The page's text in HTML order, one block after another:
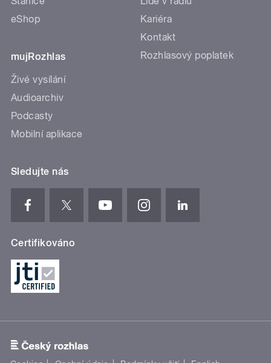
eShop
mujRozhlas
Živé vysílání
Audioarchiv
Podcasty
Mobilní aplikace
Kariéra
Kontakt
Rozhlasový poplatek
Sledujte nás
Certifikováno